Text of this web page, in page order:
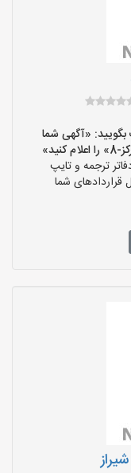
«آگهی شما
ترجمه و تایپ
شما